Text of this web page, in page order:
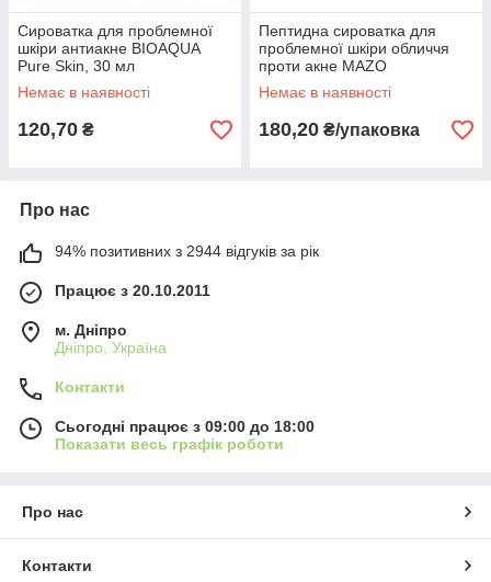
Сироватка для проблемної
шкіри антиакне BIOAQUA
Pure Skin, 30 мл
Немає в наявності
120,70 ₴
Пептидна сироватка для
проблемної шкіри обличчя
проти акне MAZO
Немає в наявності
180,20 ₴/упаковка
Про нас
94% позитивних з 2944 відгуків за рік
Працює з 20.10.2011
м. Дніпро
Дніпро, Україна
Контакти
Сьогодні працює з 09:00 до 18:00
Показати весь графік роботи
Про нас
Контакти